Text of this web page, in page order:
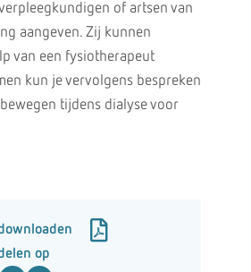
of artsen van
aangeven. Zij kunnen
van een fysiotherapeut
kun je vervolgens bespreken
tijdens dialyse voor
op